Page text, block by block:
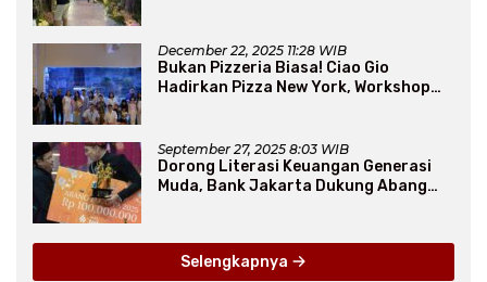
December 22, 2025 11:28 WIB
Bukan Pizzeria Biasa! Ciao Gio
Hadirkan Pizza New York, Workshop
September 27, 2025 8:03 WIB
Dorong Literasi Keuangan Generasi
Muda, Bank Jakarta Dukung Abang
Selengkapnya